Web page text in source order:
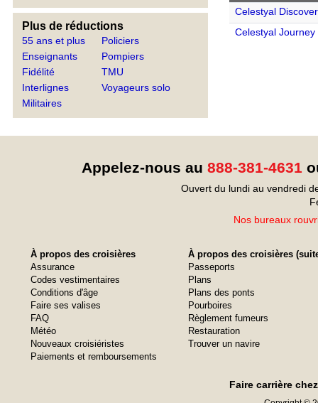
Plus de réductions
55 ans et plus
Enseignants
Fidélité
Interlignes
Militaires
Policiers
Pompiers
TMU
Voyageurs solo
Celestyal
Celestyal Journey
Appelez-nous au 888-381-4631
Ouvert du lundi au vendredi
Nos bureaux
À propos des croisières
Assurance
Codes vestimentaires
Conditions d'âge
Faire ses valises
FAQ
Météo
Nouveaux croisiéristes
Paiements et remboursements
À propos des croisières
Passeports
Plans
Plans des ponts
Pourboires
Règlement fumeurs
Restauration
Trouver un navire
Faire carrière